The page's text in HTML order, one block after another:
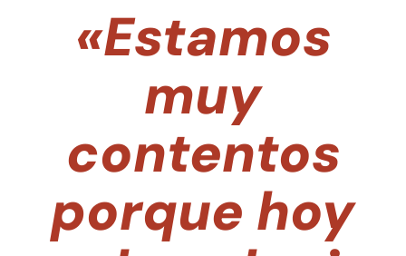
«Estamos
muy
contentos
porque hoy